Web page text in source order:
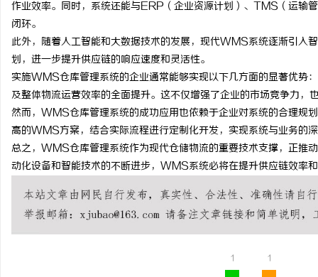
作业效率。同时，系统还能与ERP（企业资源计划）、TMS（运输
闭环。
此外，随着人工智能和大数据技术的发展，现代WMS系统逐渐引入
划，进一步提升供应链的响应速度和灵活性。
实施WMS仓库管理系统的企业通常能够实现以下几方面的显著优势
及整体物流运营效率的全面提升。这不仅增强了企业的市场竞争力，
然而，WMS仓库管理系统的成功应用也依赖于企业对系统的合理规
高的WMS方案，结合实际流程进行定制化开发，实现系统与业务的
总之，WMS仓库管理系统作为现代仓储物流的重要技术支撑，正推
动化设备和智能技术的不断进步，WMS系统必将在提升供应链效率
1 1
武汉配眼镜 上海配眼镜